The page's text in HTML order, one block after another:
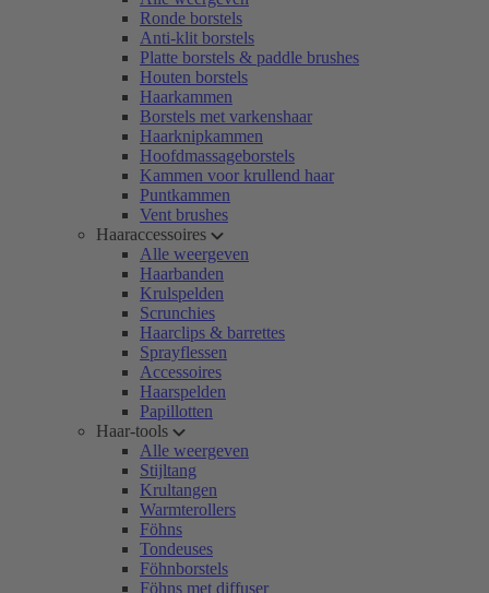
Ronde borstels
Anti-klit borstels
Platte borstels & paddle brushes
Houten borstels
Haarkammen
Borstels met varkenshaar
Haarknipkammen
Hoofdmassageborstels
Kammen voor krullend haar
Puntkammen
Vent brushes
Haaraccessoires
Alle weergeven
Haarbanden
Krulspelden
Scrunchies
Haarclips & barrettes
Sprayflessen
Accessoires
Haarspelden
Papillotten
Haar-tools
Alle weergeven
Stijltang
Krultangen
Warmterollers
Föhns
Tondeuses
Föhnborstels
Föhns met diffuser